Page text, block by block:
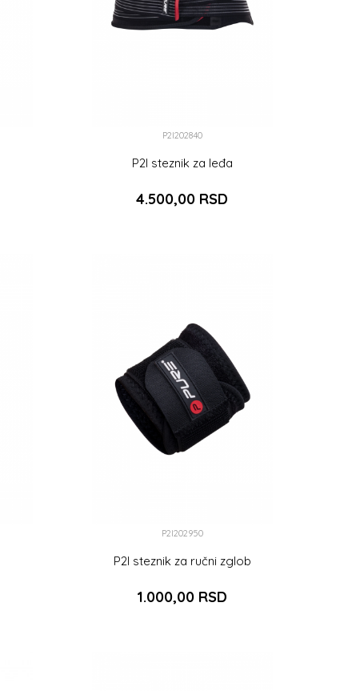
P2I202840
P2I steznik za leđa
4.500,00 RSD
P2I202950
P2I steznik za ručni zglob
1.000,00 RSD